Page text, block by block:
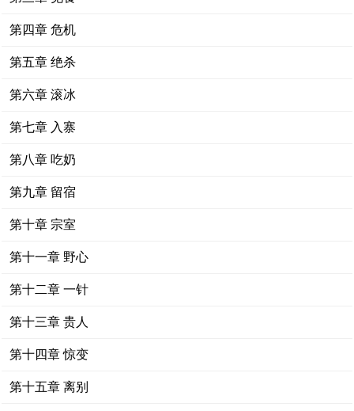
第四章 危机
第五章 绝杀
第六章 滚冰
第七章 入寨
第八章 吃奶
第九章 留宿
第十章 宗室
第十一章 野心
第十二章 一针
第十三章 贵人
第十四章 惊变
第十五章 离别